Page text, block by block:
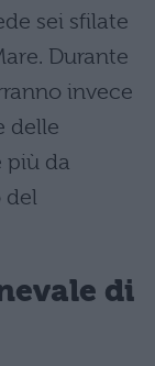
sei sfilate
Durante
invece
delle
più da
del
di